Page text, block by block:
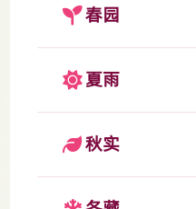
春园
夏雨
秋实